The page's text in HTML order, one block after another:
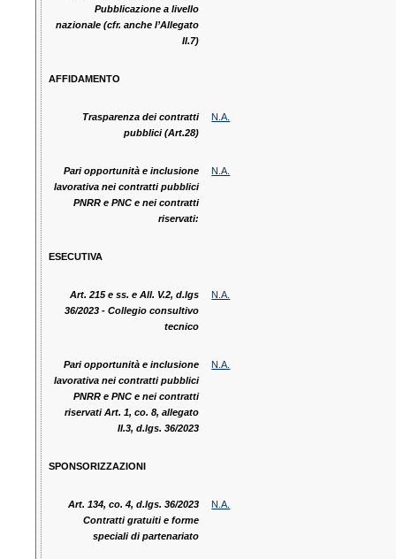
Pubblicazione a livello
nazionale (cfr. anche l’Allegato
II.7)
AFFIDAMENTO
Trasparenza dei contratti
pubblici (Art.28)
N.A.
Pari opportunità e inclusione
lavorativa nei contratti pubblici
PNRR e PNC e nei contratti
riservati:
N.A.
ESECUTIVA
Art. 215 e ss. e All. V.2, d.lgs
36/2023 - Collegio consultivo
tecnico
N.A.
Pari opportunità e inclusione
lavorativa nei contratti pubblici
PNRR e PNC e nei contratti
riservati Art. 1, co. 8, allegato
II.3, d.lgs. 36/2023
N.A.
SPONSORIZZAZIONI
Art. 134, co. 4, d.lgs. 36/2023
Contratti gratuiti e forme
speciali di partenariato
N.A.